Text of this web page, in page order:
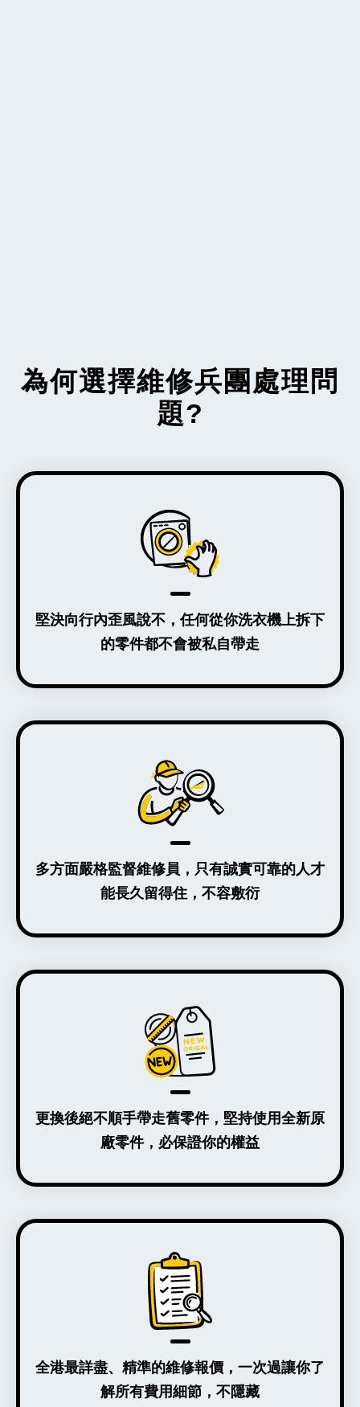
為何選擇維修兵團處理問
題?
堅決向行內歪風說不，任何從你洗衣機上拆下
的零件都不會被私自帶走
多方面嚴格監督維修員，只有誠實可靠的人才
能長久留得住，不容敷衍
更換後絕不順手帶走舊零件，堅持使用全新原
廠零件，必保證你的權益
全港最詳盡、精準的維修報價，一次過讓你了
解所有費用細節，不隱藏